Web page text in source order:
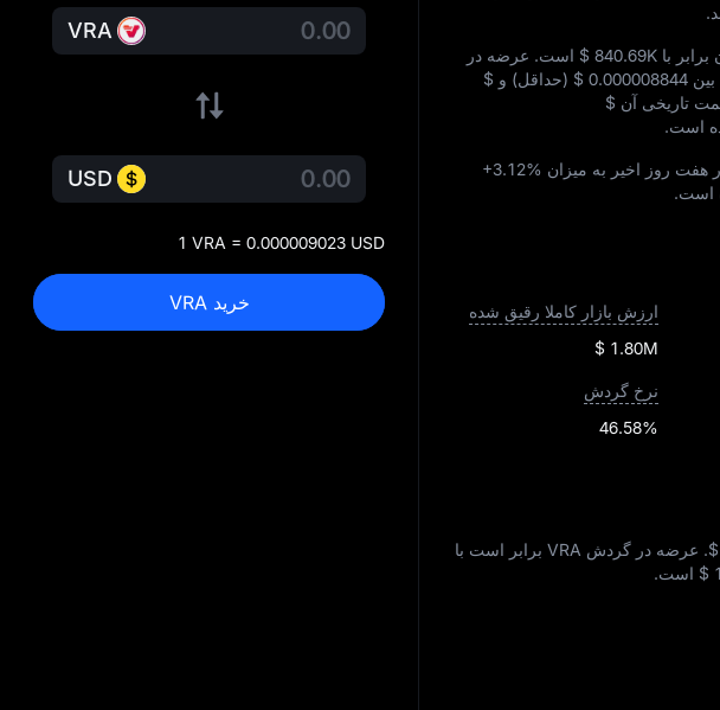
با $ 840.69K است. عرضه در
$ 0.000008844 (حداقل) و $
تاریخی آن $
است.
هفت روز اخیر به میزان +3.12%
است.
ارزش بازار کاملا رقیق شده
$ 1.80M
نرخ گردش
46.58%
. عرضه در گردش VRA برابر است با
$ است.
VRA
USD
1 VRA = 0.000009023 USD
خرید VRA